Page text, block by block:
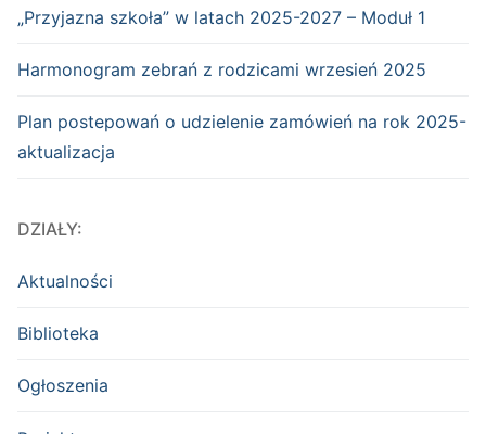
„Przyjazna szkoła” w latach 2025-2027 – Moduł 1
Harmonogram zebrań z rodzicami wrzesień 2025
Plan postepowań o udzielenie zamówień na rok 2025-
aktualizacja
DZIAŁY:
Aktualności
Biblioteka
Ogłoszenia